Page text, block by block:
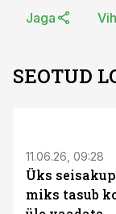
Jaga
SEOTUD
11.06.26, 09:28
Üks
miks tasub